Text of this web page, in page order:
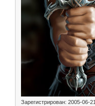
Зарегистрирован: 2005-06-21